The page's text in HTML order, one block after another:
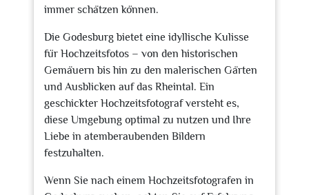
immer schätzen können.
Die Godesburg bietet eine idyllische Kulisse
für Hochzeitsfotos – von den historischen
Gemäuern bis hin zu den malerischen Gärten
und Ausblicken auf das Rheintal. Ein
geschickter Hochzeitsfotograf versteht es,
diese Umgebung optimal zu nutzen und Ihre
Liebe in atemberaubenden Bildern
festzuhalten.
Wenn Sie nach einem Hochzeitsfotografen in